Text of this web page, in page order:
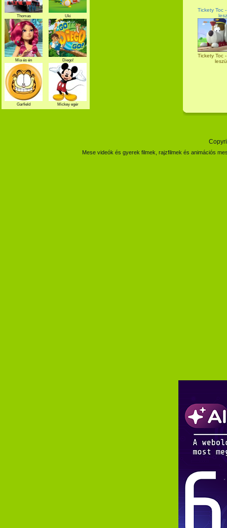
Tickety Toc
Tickety Toc
Thomas Uki
Mia és én Diego!
Garfield Mickey egér
Mese videók és gyerek filmek, rajzfilmek és animációs